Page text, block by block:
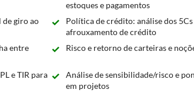
estoques e pagamentos
de giro ao
Política de crédito: análise dos 5Cs
afrouxamento de crédito
entre
Risco e retorno de carteiras e
e TIR para
Análise de sensibilidade/risco e
em projetos